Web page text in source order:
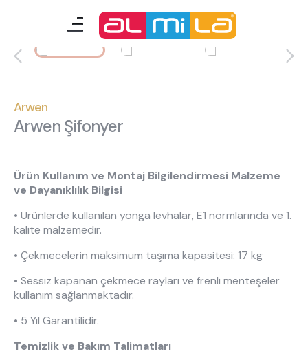
çocuk/bebek odası
tamamlayıcılar
Bize Ulaşın
En Yakın Almila
İş Ortaklığı
Öneriler
Arwen
Arwen Şifonyer
Ürün Kullanım ve Montaj Bilgilendirmesi Malzeme
ve Dayanıklılık Bilgisi
• Ürünlerde kullanılan yonga levhalar, E1 normlarında ve 1.
kalite malzemedir.
• Çekmecelerin maksimum taşıma kapasitesi: 17 kg
• Sessiz kapanan çekmece rayları ve frenli menteşeler
kullanım sağlanmaktadır.
• 5 Yıl Garantilidir.
Temizlik ve Bakım Talimatları